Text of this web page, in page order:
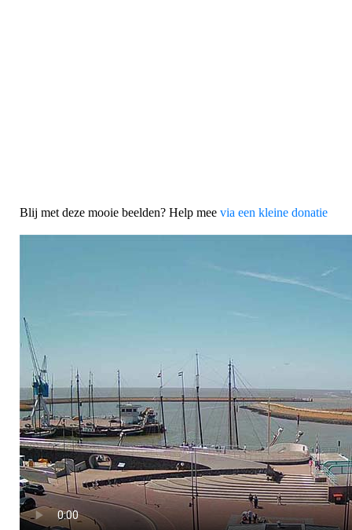
Blij met deze mooie beelden? Help mee via een kleine donatie